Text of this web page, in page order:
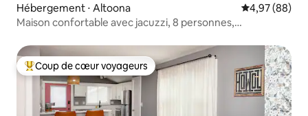
Hébergement ⋅ Altoona Évaluation
4,97 (88)
Maison confortable avec jacuzzi, 8 personnes,
Coups de cœur voyageurs les plus appréciés
Coup de cœur voyageurs